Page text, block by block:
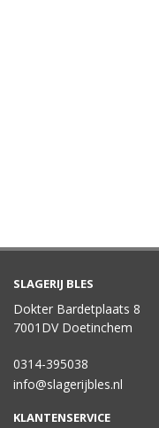
SLAGERIJ BLES
Dokter Bardetplaats 8
7001DV Doetinchem
0314-395038
info@slagerijbles.nl
KLANTENSERVICE